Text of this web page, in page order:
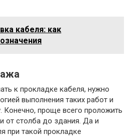
кабеля: как
к прокладке кабеля, нужно
выполнения таких работ и
Конечно, проще всего проложить
от столба до здания. Да и
при такой прокладке